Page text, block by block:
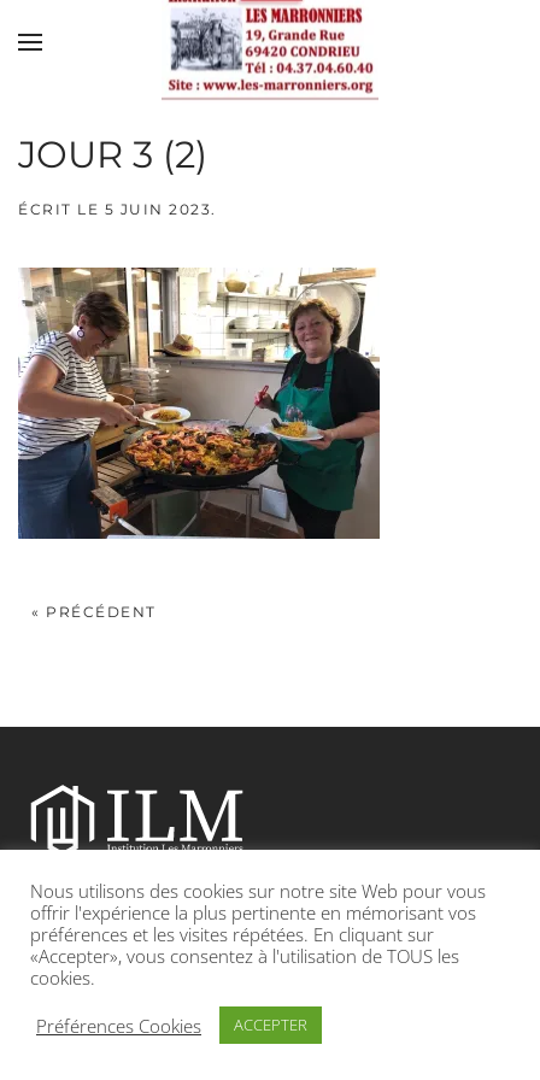
Skip to main content
JOUR 3 (2)
ÉCRIT LE 5 JUIN 2023.
« PRÉCÉDENT
Etablissement catholique sous contrat d’association avec l’Etat
Adresse : 19, Grande rue 69420 CONDRIEU
INFOS LÉGALES POLITIQUE DE CONFIDENTIALITÉ
Nous utilisons des cookies sur notre site Web pour vous
offrir l'expérience la plus pertinente en mémorisant vos
préférences et les visites répétées. En cliquant sur
«Accepter», vous consentez à l'utilisation de TOUS les
cookies.
Préférences Cookies
ACCEPTER